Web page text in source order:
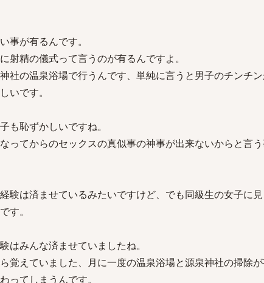
事が有るんです。
射精の儀式って言うのが有るんですよ。
社の温泉浴場で行うんです、単純に言うと男子のチンチ
いです。
も恥ずかしいですね。
ってからのセックスの真似事の神事が出来ないからと言
験は済ませているみたいですけど、でも同級生の女子に
す。
はみんな済ませていましたね。
覚えていました、月に一度の温泉浴場と源泉神社の掃除
ってしまうんです。